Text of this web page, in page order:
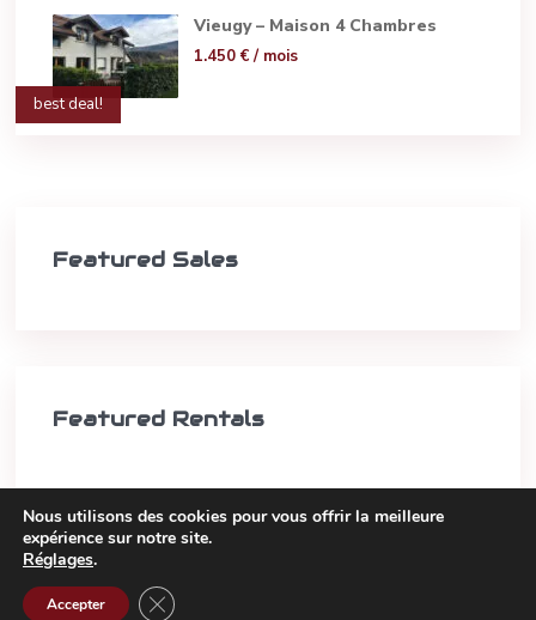
Vieugy – Maison 4 Chambres
1.450 €/ mois
best deal!
Featured Sales
Featured Rentals
Copyright 2021 -
Mentions légales & RGPD
Nous utilisons des cookies pour vous offrir la meilleure
expérience sur notre site.
Réglages.
Accepter Fermer la bannière des cookies GDPR